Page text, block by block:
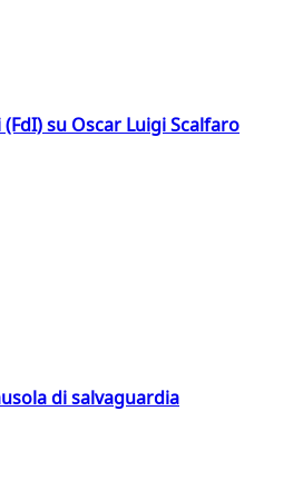
su Oscar Luigi Scalfaro
di salvaguardia